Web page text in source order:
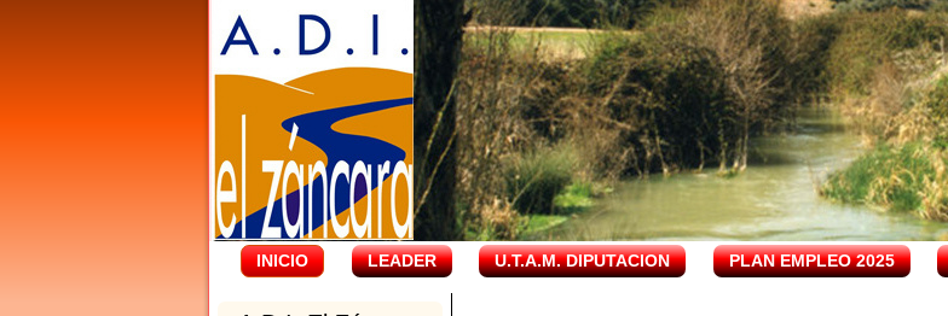
INICIO LEADER U.T.A.M. DIPUTACION PLAN EMPLEO 2025